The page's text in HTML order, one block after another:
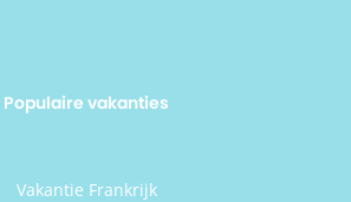
Populaire vakanties
Vakantie Frankrijk